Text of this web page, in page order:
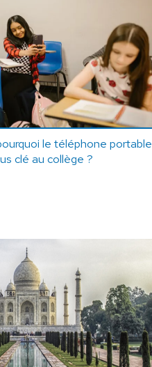
le téléphone portable
clé au collège ?